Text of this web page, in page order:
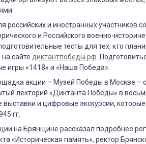
российских и иностранных участников
и Российского военно-
тесты для тех, кто
сайте диктантпобеды.рф .
игры «1418» и «Наша Победа».
акции – Музей Победы в Москве –
лекторий «Диктанта Победы» в
и цифровые экскурсии,
гг.
на Брянщине рассказал подробнее
«Историческая память», ректор